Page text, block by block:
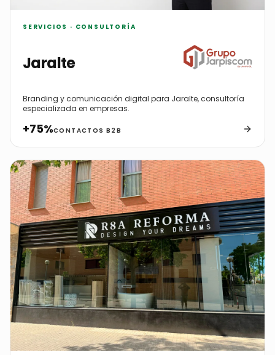
SERVICIOS · CONSULTORÍA
Jaralte
Branding y comunicación digital para Jaralte, consultoría
especializada en empresas.
+75%CONTACTOS B2B